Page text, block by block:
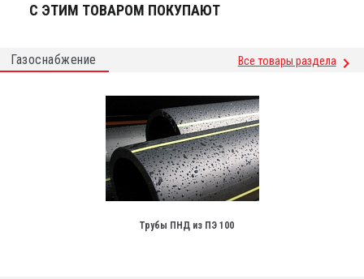
С ЭТИМ ТОВАРОМ ПОКУПАЮТ
Газоснабжение Все товары раздела
Трубы ПНД из ПЭ 100